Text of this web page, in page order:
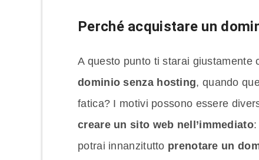
Perché acquistare un
A questo punto ti starai giustamente
dominio senza hosting, quando
fatica? I motivi possono essere
creare un sito web nell’immediato:
potrai innanzitutto prenotare un